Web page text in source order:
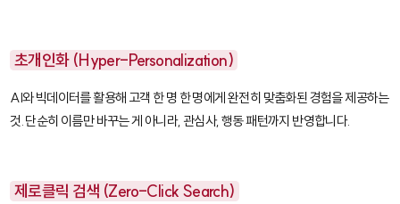
초개인화 (Hyper-Personalization)
AI와 빅데이터를 활용해 고객 한 명 한 명에게 완전히 맞춤화된 경험을 제공하는
것. 단순히 이름만 바꾸는 게 아니라, 관심사, 행동 패턴까지 반영합니다.
제로클릭 검색 (Zero-Click Search)